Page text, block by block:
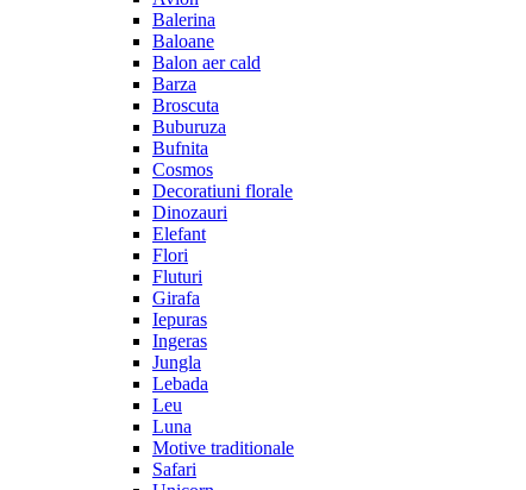
Balerina
Baloane
Balon aer cald
Barza
Broscuta
Buburuza
Bufnita
Cosmos
Decoratiuni florale
Dinozauri
Elefant
Flori
Fluturi
Girafa
Iepuras
Ingeras
Jungla
Lebada
Leu
Luna
Motive traditionale
Safari